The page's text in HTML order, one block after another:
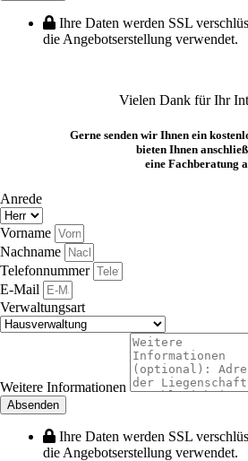
Ihre Daten werden SSL
die Angebotserstellung verwendet.
Vielen Dank für Ihr
Gerne senden wir Ihnen ein
bieten Ihnen
eine Fachberatung
Anrede
Vorname
Nachname
Telefonnummer
E-Mail
Verwaltungsart
Weitere Informationen
Absenden
Ihre Daten werden SSL
die Angebotserstellung verwendet.